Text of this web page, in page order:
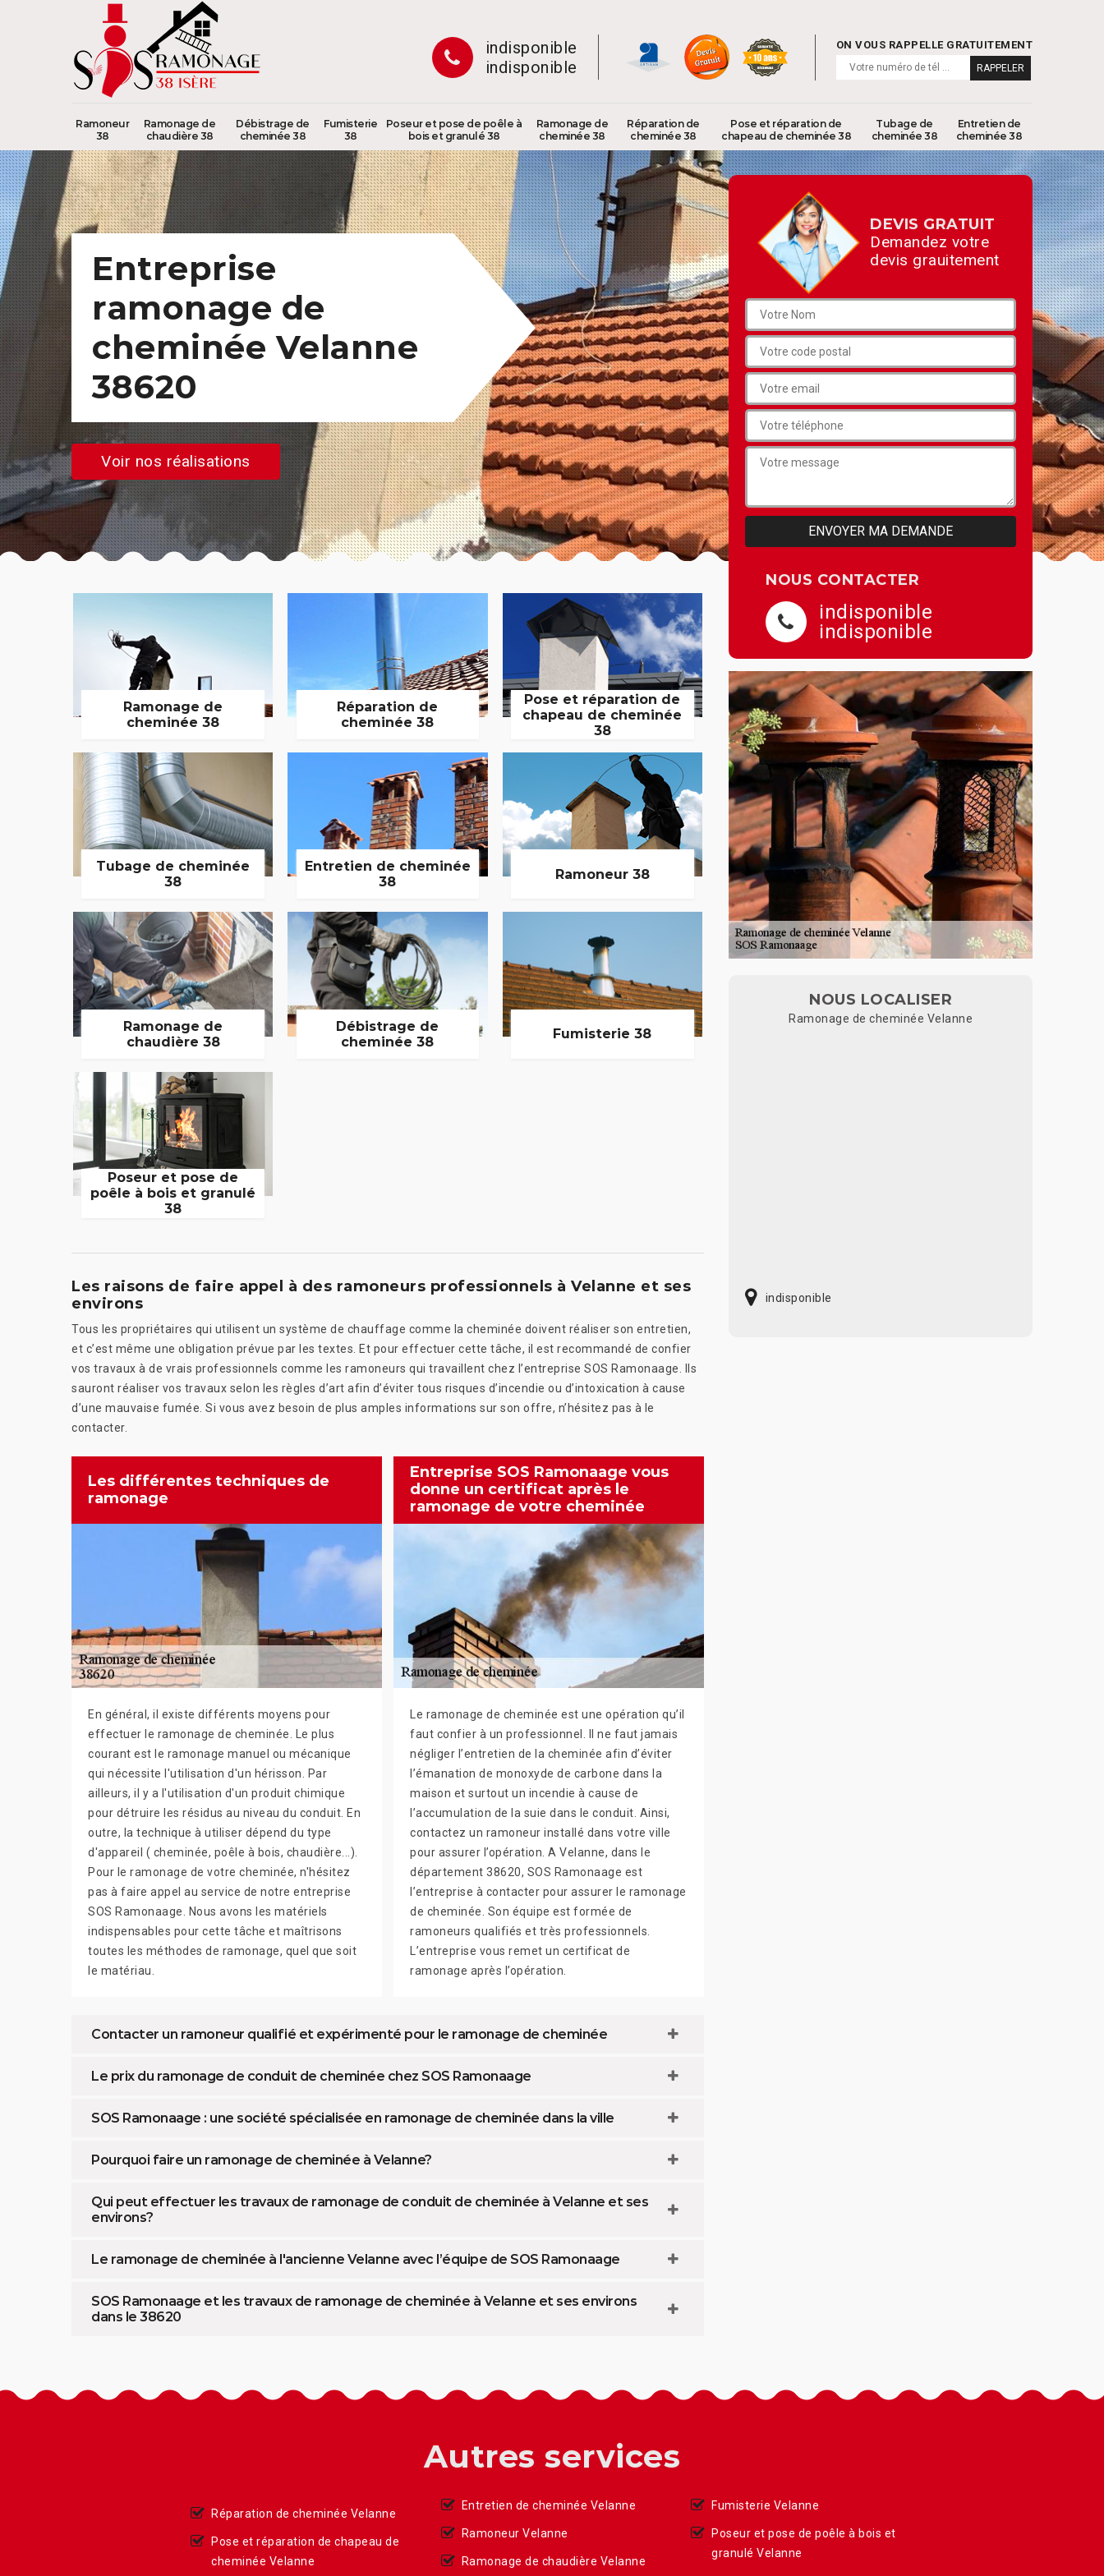
indisponible
indisponible
ON VOUS RAPPELLE GRATUITEMENT
Ramoneur
38
Ramonage de
chaudière 38
Débistrage de
cheminée 38
Fumisterie
38
Poseur et pose de poêle à
bois et granulé 38
Ramonage de
cheminée 38
Réparation de
cheminée 38
Pose et réparation de
chapeau de cheminée 38
Tubage de
cheminée 38
Entretien de
cheminée 38
Entreprise
ramonage de
cheminée Velanne
38620
Voir nos réalisations
Ramonage de
cheminée 38
Réparation de
cheminée 38
Pose et réparation de
chapeau de cheminée
38
Tubage de cheminée
38
Entretien de cheminée
38
Ramoneur 38
Ramonage de
chaudière 38
Débistrage de
cheminée 38
Fumisterie 38
Poseur et pose de
poêle à bois et granulé
38
Les raisons de faire appel à des ramoneurs professionnels à Velanne et ses
environs
Tous les propriétaires qui utilisent un système de chauffage comme la cheminée doivent réaliser son entretien,
et c’est même une obligation prévue par les textes. Et pour effectuer cette tâche, il est recommandé de confier
vos travaux à de vrais professionnels comme les ramoneurs qui travaillent chez l’entreprise SOS Ramonaage. Ils
sauront réaliser vos travaux selon les règles d’art afin d’éviter tous risques d’incendie ou d’intoxication à cause
d’une mauvaise fumée. Si vous avez besoin de plus amples informations sur son offre, n’hésitez pas à le
contacter.
Les différentes techniques de
ramonage
En général, il existe différents moyens pour
effectuer le ramonage de cheminée. Le plus
courant est le ramonage manuel ou mécanique
qui nécessite l'utilisation d'un hérisson. Par
ailleurs, il y a l'utilisation d'un produit chimique
pour détruire les résidus au niveau du conduit. En
outre, la technique à utiliser dépend du type
d'appareil ( cheminée, poêle à bois, chaudière...).
Pour le ramonage de votre cheminée, n'hésitez
pas à faire appel au service de notre entreprise
SOS Ramonaage. Nous avons les matériels
indispensables pour cette tâche et maîtrisons
toutes les méthodes de ramonage, quel que soit
le matériau.
Entreprise SOS Ramonaage vous
donne un certificat après le
ramonage de votre cheminée
Le ramonage de cheminée est une opération qu’il
faut confier à un professionnel. Il ne faut jamais
négliger l’entretien de la cheminée afin d’éviter
l’émanation de monoxyde de carbone dans la
maison et surtout un incendie à cause de
l’accumulation de la suie dans le conduit. Ainsi,
contactez un ramoneur installé dans votre ville
pour assurer l’opération. A Velanne, dans le
département 38620, SOS Ramonaage est
l’entreprise à contacter pour assurer le ramonage
de cheminée. Son équipe est formée de
ramoneurs qualifiés et très professionnels.
L’entreprise vous remet un certificat de
ramonage après l’opération.
Contacter un ramoneur qualifié et expérimenté pour le ramonage de cheminée
Le prix du ramonage de conduit de cheminée chez SOS Ramonaage
SOS Ramonaage : une société spécialisée en ramonage de cheminée dans la ville
Pourquoi faire un ramonage de cheminée à Velanne?
Qui peut effectuer les travaux de ramonage de conduit de cheminée à Velanne et ses
environs?
Le ramonage de cheminée à l'ancienne Velanne avec l’équipe de SOS Ramonaage
SOS Ramonaage et les travaux de ramonage de cheminée à Velanne et ses environs
dans le 38620
DEVIS GRATUIT
Demandez votre
devis grauitement
NOUS CONTACTER
indisponible
indisponible
NOUS LOCALISER
Ramonage de cheminée Velanne
indisponible
Autres services
Réparation de cheminée Velanne
Pose et réparation de chapeau de
cheminée Velanne
Entretien de cheminée Velanne
Ramoneur Velanne
Ramonage de chaudière Velanne
Fumisterie Velanne
Poseur et pose de poêle à bois et
granulé Velanne